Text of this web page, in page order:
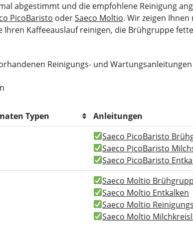
abgestimmt und die empfohlene Reinigung
PicoBaristo oderSaeco Moltio. Wir zeigen
Ihren Kaffeeauslauf reinigen, die Brühgruppe
Reinigungs- und
Typen
Anleitungen
Saeco PicoBaristo
Saeco PicoBaristo
Saeco PicoBaristo
Saeco Moltio
Saeco Moltio Entkalken
Saeco Moltio
Saeco Moltio